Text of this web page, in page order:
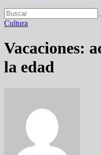
Cultura
Vacaciones:
la edad